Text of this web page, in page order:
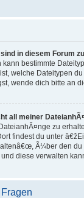
in diesem Forum
kann bestimmte
welche Dateitypen
wende dich bitte an
all meiner
zu
findest du unter
Ã¼ber den du
diese verwalten